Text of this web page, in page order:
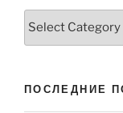
Категории
ПОСЛЕДНИЕ